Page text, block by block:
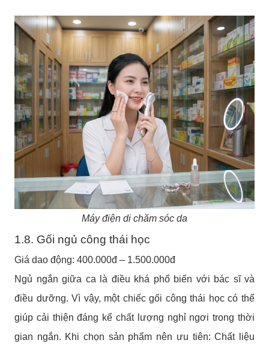
Máy điện di chăm sóc da
1.8. Gối ngủ công thái học
Giá dao động: 400.000đ – 1.500.000đ
Ngủ ngắn giữa ca là điều khá phổ biến với bác sĩ và
điều dưỡng. Vì vậy, một chiếc gối công thái học có thể
giúp cải thiện đáng kể chất lượng nghỉ ngơi trong thời
gian ngắn. Khi chọn sản phẩm nên ưu tiên: Chất liệu